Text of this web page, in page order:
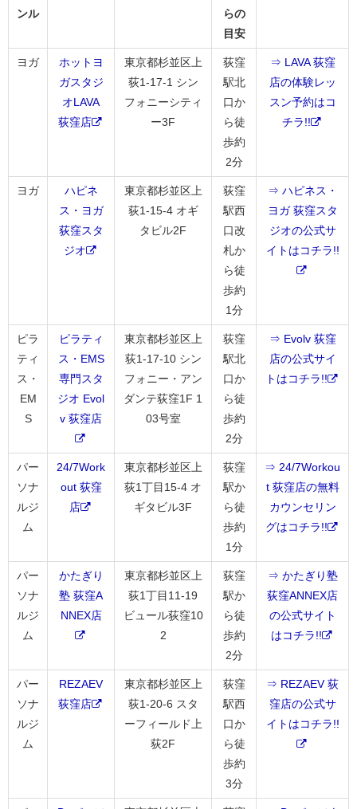
ンル
らの
目安
ヨガ
ホットヨ
ガスタジ
オLAVA
荻窪店
東京都杉並区上
荻1-17-1 シン
フォニーシティ
ー3F
荻窪
駅北
口か
ら徒
歩約
2分
⇒ LAVA 荻窪
店の体験レッ
スン予約はコ
チラ!!
ヨガ
ハピネ
ス・ヨガ
荻窪スタ
ジオ
東京都杉並区上
荻1-15-4 オギ
タビル2F
荻窪
駅西
口改
札か
ら徒
歩約
1分
⇒ ハピネス・
ヨガ 荻窪スタ
ジオの公式サ
イトはコチラ!!
ピラ
ティ
ス・
EM
S
ピラティ
ス・EMS
専門スタ
ジオ Evol
v 荻窪店
東京都杉並区上
荻1-17-10 シン
フォニー・アン
ダンテ荻窪1F 1
03号室
荻窪
駅北
口か
ら徒
歩約
2分
⇒ Evolv 荻窪
店の公式サイ
トはコチラ!!
パー
ソナ
ルジ
ム
24/7Work
out 荻窪
店
東京都杉並区上
荻1丁目15-4 オ
ギタビル3F
荻窪
駅か
ら徒
歩約
1分
⇒ 24/7Workou
t 荻窪店の無料
カウンセリン
グはコチラ!!
パー
ソナ
ルジ
ム
かたぎり
塾 荻窪A
NNEX店
東京都杉並区上
荻1丁目11-19
ビュール荻窪10
2
荻窪
駅か
ら徒
歩約
2分
⇒ かたぎり塾
荻窪ANNEX店
の公式サイト
はコチラ!!
パー
ソナ
ルジ
ム
REZAEV
荻窪店
東京都杉並区上
荻1-20-6 スタ
ーフィールド上
荻2F
荻窪
駅西
口か
ら徒
歩約
3分
⇒ REZAEV 荻
窪店の公式サ
イトはコチラ!!